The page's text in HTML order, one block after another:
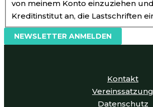
von meinem Konto einzuziehen
Kreditinstitut an, die Lastschriften
NEWSLETTER ANMELDEN
Kontakt
Vereinssatzung
Datenschutz